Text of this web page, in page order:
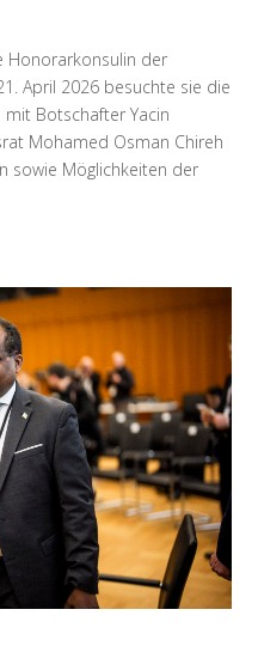
Honorarkonsulin der
April 2026 besuchte sie die
Botschafter Yacin
Mohamed Osman Chireh
sowie Möglichkeiten der